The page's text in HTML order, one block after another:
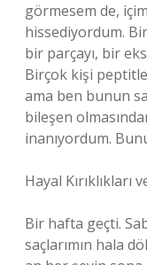
görmesem de,
hissediyordum.
bir parçayı, bir
Birçok kişi
ama ben bunun
bileşen
inanıyordum.
Hayal Kırıklıkları
Bir hafta geçti.
saçlarımın hala